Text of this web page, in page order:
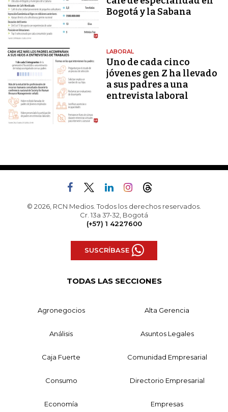
Bogotá y la Sabana
LABORAL
Uno de cada cinco
jóvenes gen Z ha llevado
a sus padres a una
entrevista laboral
© 2026, RCN Medios. Todos los derechos reservados.
Cr. 13a 37-32, Bogotá
(+57) 1 4227600
SUSCRÍBASE
TODAS LAS SECCIONES
Agronegocios Alta Gerencia
Análisis Asuntos Legales
Caja Fuerte Comunidad Empresarial
Consumo Directorio Empresarial
Economía Empresas